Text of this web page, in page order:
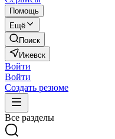
Помощь
Ещё
Поиск
Ижевск
Войти
Войти
Создать резюме
Все разделы